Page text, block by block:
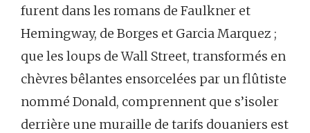
furent dans les romans de Faulkner et
Hemingway, de Borges et Garcia Marquez ;
que les loups de Wall Street, transformés en
chèvres bêlantes ensorcelées par un flûtiste
nommé Donald, comprennent que s’isoler
derrière une muraille de tarifs douaniers est